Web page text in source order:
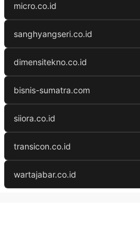
micro.co.id
sanghyangseri.co.id
dimensitekno.co.id
bisnis-sumatra.com
siiora.co.id
transicon.co.id
wartajabar.co.id